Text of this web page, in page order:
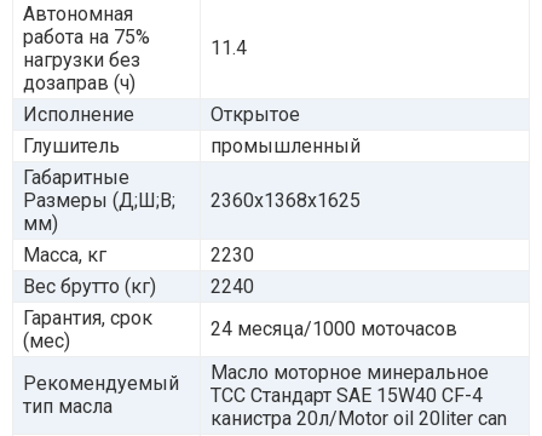
Автономная
работа на 75%
нагрузки без
дозаправ (ч)
11.4
Исполнение
Открытое
Глушитель
промышленный
Габаритные
Размеры (Д;Ш;В;
мм)
2360x1368x1625
Масса, кг
2230
Вес брутто (кг)
2240
Гарантия, срок
(мес)
24 месяца/1000 моточасов
Рекомендуемый
тип масла
Масло моторное минеральное
ТСС Стандарт SAE 15W40 CF-4
канистра 20л/Motor oil 20liter can